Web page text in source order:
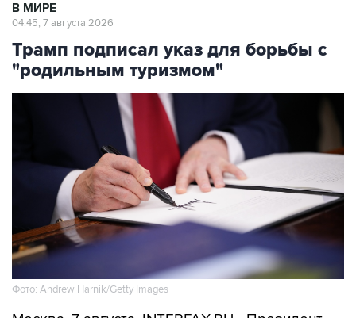
В МИРЕ
04:45, 7 августа 2026
Трамп подписал указ для борьбы с
"родильным туризмом"
Фото: Andrew Harnik/Getty Images